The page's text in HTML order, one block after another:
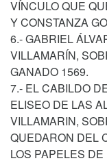
VÍNCULO QUE
Y CONSTANZA
6.- GABRIEL
VILLAMARÍN,
GANADO 1569.
7.- EL CABILDO
ELISEO DE LAS
VILLAMARIN,
QUEDARON DEL
LOS PAPELES